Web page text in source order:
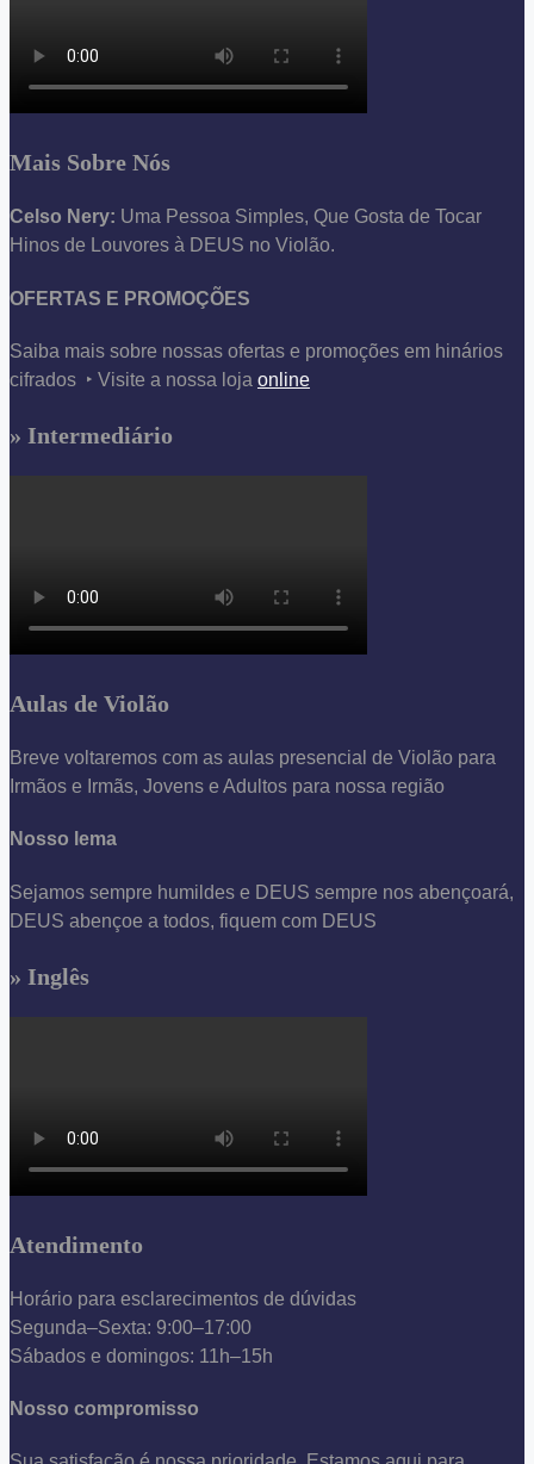
Mais Sobre Nós
Celso Nery: Uma Pessoa Simples, Que Gosta de Tocar
Hinos de Louvores à DEUS no Violão.
OFERTAS E PROMOÇÕES
Saiba mais sobre nossas ofertas e promoções em hinários
cifrados ‣ Visite a nossa loja online
» Intermediário
Aulas de Violão
Breve voltaremos com as aulas presencial de Violão para
Irmãos e Irmãs, Jovens e Adultos para nossa região
Nosso lema
Sejamos sempre humildes e DEUS sempre nos abençoará,
DEUS abençoe a todos, fiquem com DEUS
» Inglês
Atendimento
Horário para esclarecimentos de dúvidas
Segunda–Sexta: 9:00–17:00
Sábados e domingos: 11h–15h
Nosso compromisso